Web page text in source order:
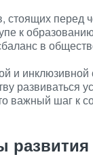
перед
к
в
и
развиваться
важный шаг к
развития